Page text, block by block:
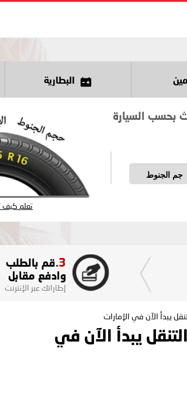
البطارية
بحسب السيارة
جم الجنوط
تعلم كيف
3. قم بالطلب
وادفع مقابل
إطاراتك عبر الإنترنت
يبدأ الآن في الإمارات
يبدأ الآن في